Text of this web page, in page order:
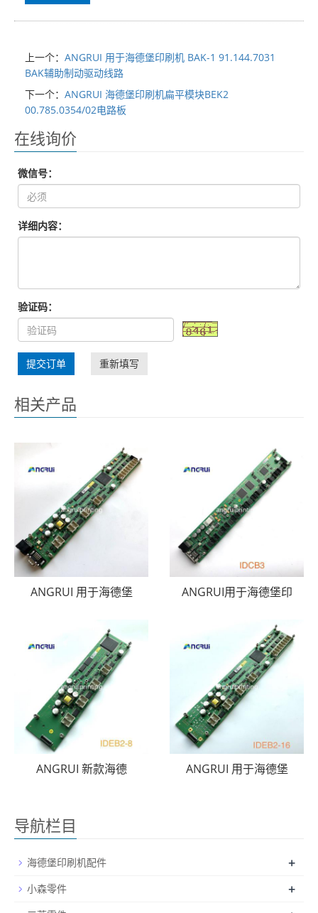
上一个： ANGRUI 用于海德堡印刷机 BAK-1 91.144.7031
BAK辅助制动驱动线路
下一个： ANGRUI 海德堡印刷机扁平模块BEK2
00.785.0354/02电路板
在线询价
微信号：
详细内容：
验证码：
提交订单 重新填写
相关产品
ANGRUI 用于海德堡 ANGRUI用于海德堡印
ANGRUI 新款海德 ANGRUI 用于海德堡
导航栏目
海德堡印刷机配件 +
小森零件 +